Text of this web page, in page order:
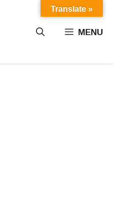
MENU
Translate »